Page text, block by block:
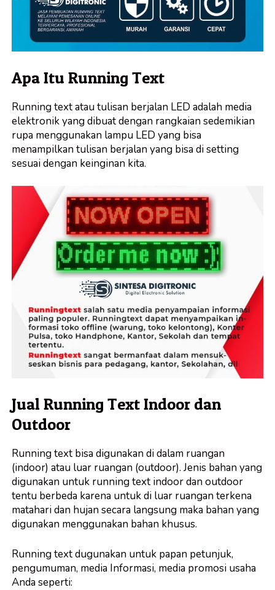
Apa Itu Running Text
Running text atau tulisan berjalan LED adalah media
elektronik yang dibuat dengan rangkaian sedemikian
rupa menggunakan lampu LED yang bisa
menampilkan tulisan berjalan yang bisa di setting
sesuai dengan keinginan kita.
Jual Running Text Indoor dan
Outdoor
Running text bisa digunakan di dalam ruangan
(indoor) atau luar ruangan (outdoor). Jenis bahan yang
digunakan untuk running text indoor dan outdoor
tentu berbeda karena untuk di luar ruangan terkena
matahari dan hujan secara langsung maka bahan yang
digunakan menggunakan bahan khusus.
Running text dugunakan untuk papan petunjuk‎,
pengumuman, media Informasi, media promosi usaha
Anda seperti: